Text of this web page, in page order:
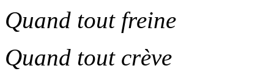
Quand tout freine
Quand tout crève